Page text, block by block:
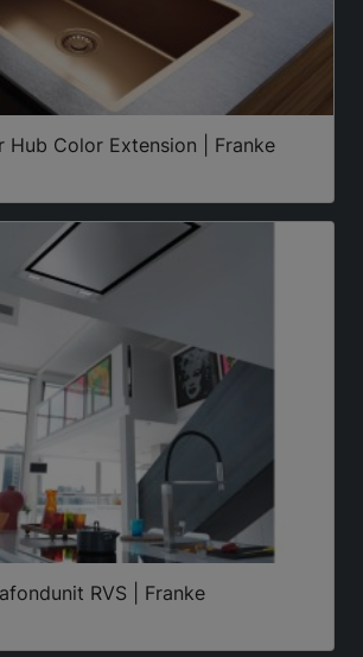
Hub Color Extension | Franke
RVS | Franke